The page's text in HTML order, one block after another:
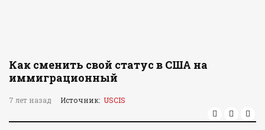
Как сменить свой статус в США на
иммиграционный
7 лет назад Источник: USCIS